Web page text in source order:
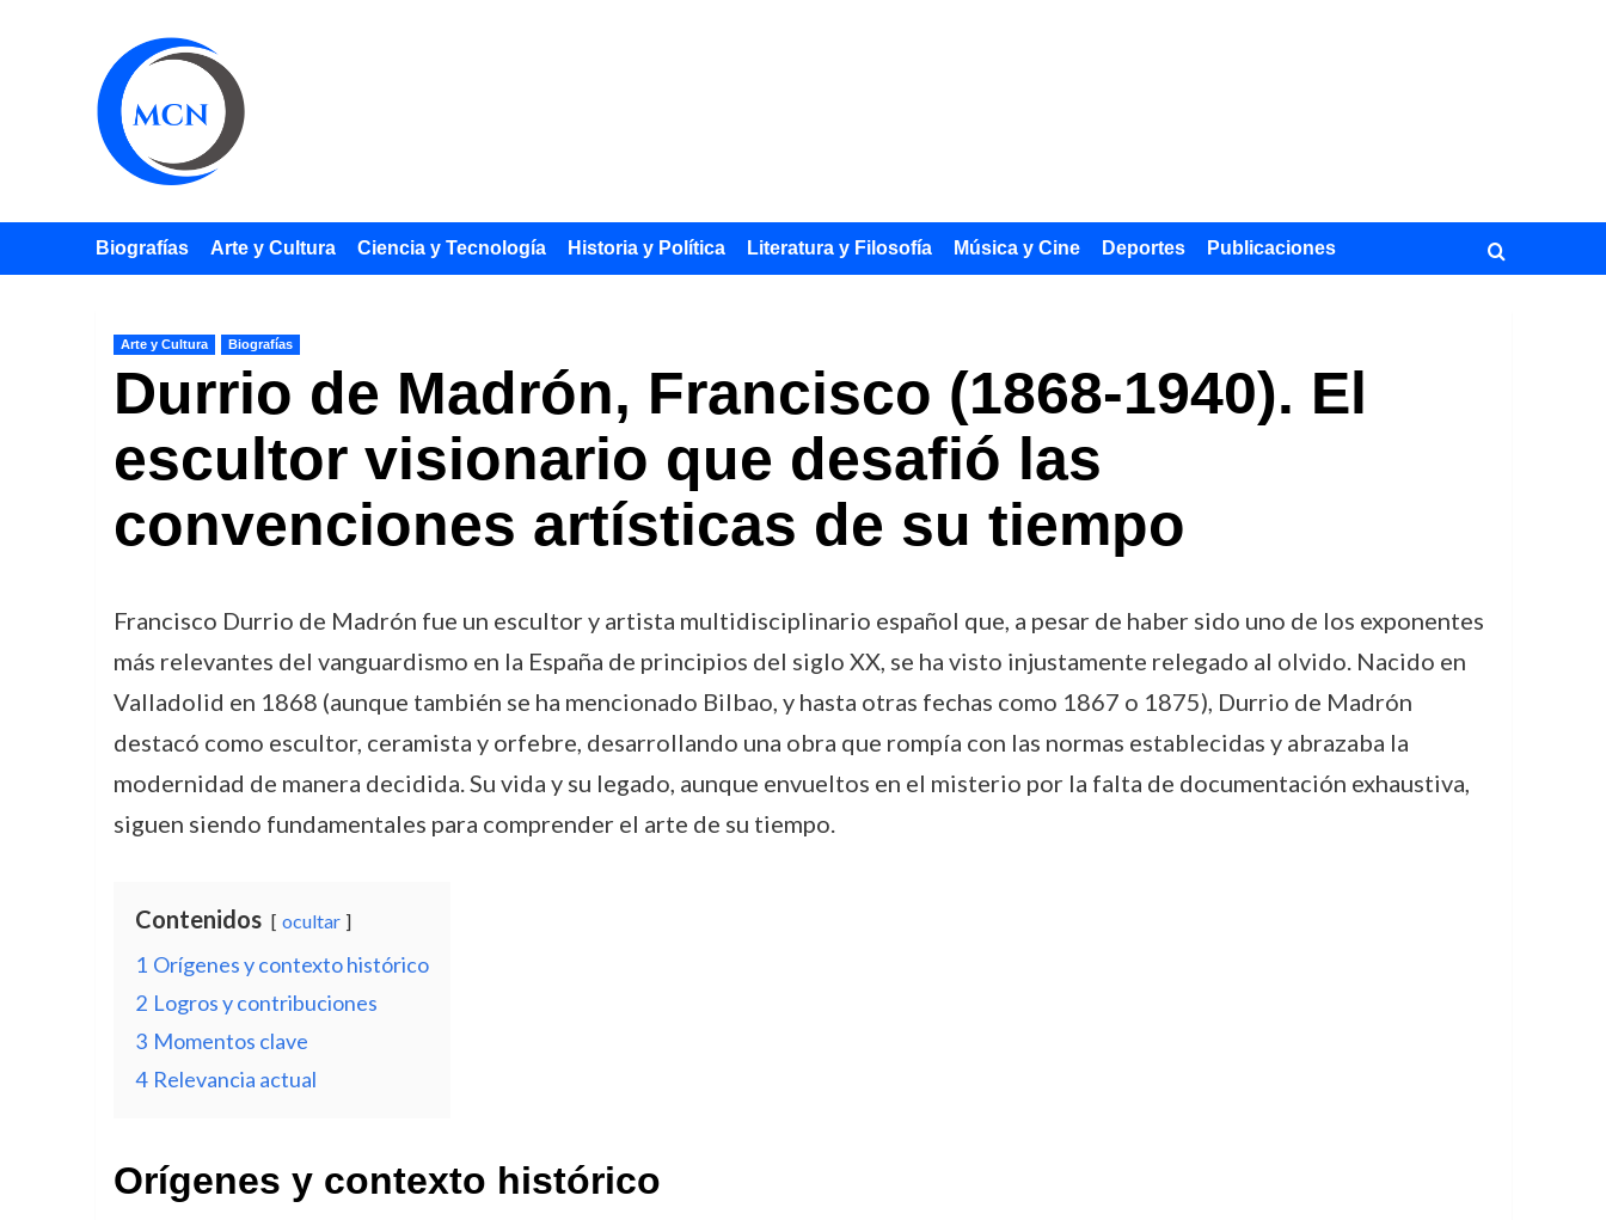
Biografías Arte y Cultura Ciencia y Tecnología Historia y Política Literatura y Filosofía Música y Cine Deportes Publicaciones
Arte y Cultura Biografías
Durrio de Madrón, Francisco (1868-1940). El
escultor visionario que desafió las
convenciones artísticas de su tiempo
Francisco Durrio de Madrón fue un escultor y artista multidisciplinario español que, a pesar de haber sido uno de los exponentes
más relevantes del vanguardismo en la España de principios del siglo XX, se ha visto injustamente relegado al olvido. Nacido en
Valladolid en 1868 (aunque también se ha mencionado Bilbao, y hasta otras fechas como 1867 o 1875), Durrio de Madrón
destacó como escultor, ceramista y orfebre, desarrollando una obra que rompía con las normas establecidas y abrazaba la
modernidad de manera decidida. Su vida y su legado, aunque envueltos en el misterio por la falta de documentación exhaustiva,
siguen siendo fundamentales para comprender el arte de su tiempo.
Contenidos ocultar
1 Orígenes y contexto histórico
2 Logros y contribuciones
3 Momentos clave
4 Relevancia actual
Orígenes y contexto histórico